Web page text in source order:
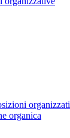
organica